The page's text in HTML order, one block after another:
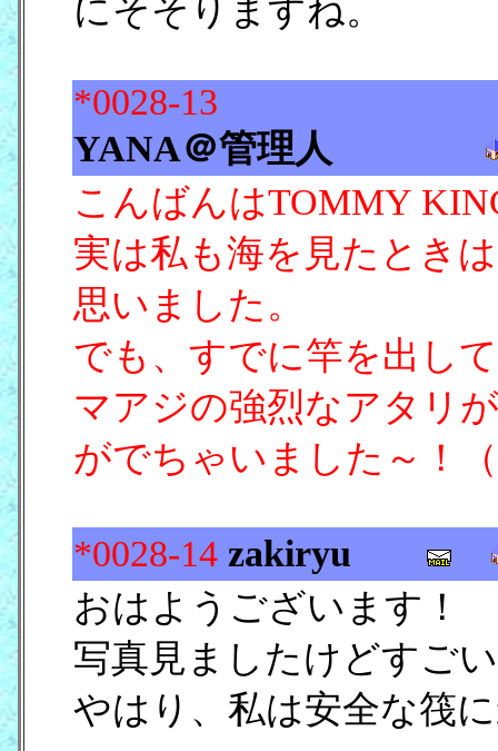
にそそりますね。
*0028-13
YANA＠管理人
こんばんはTOMMY
実は私も海を見たとき
思いました。
でも、すでに竿を出し
マアジの強烈なアタリ
がでちゃいました～！
*0028-14 zakiryu
おはようございます！
写真見ましたけどすご
やはり、私は安全な筏